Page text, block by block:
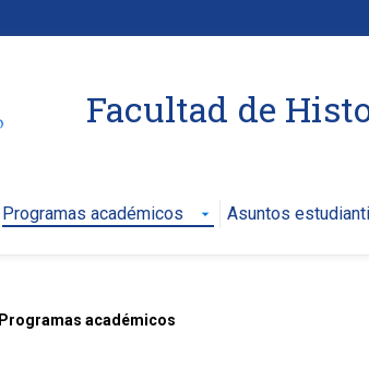
Facultad de
Programas académicos arrow_drop_down Asuntos
Programas académicos